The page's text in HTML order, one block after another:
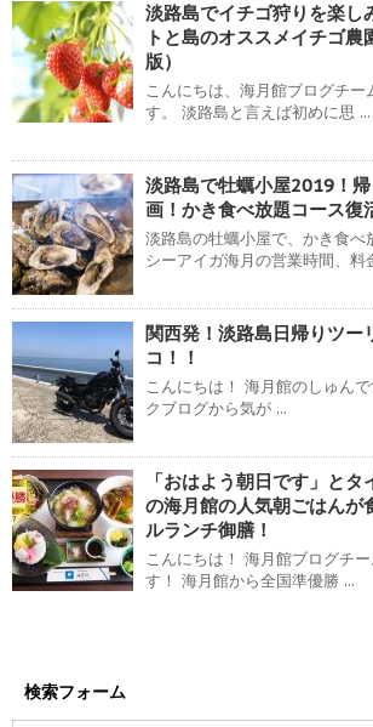
淡路島でイチゴ狩りを楽し
トと島のオススメイチゴ
版）
こんにちは、海月館ブログチー
す。 淡路島と言えば初めに思 ...
淡路島で牡蠣小屋2019！
画！かき食べ放題コース復
淡路島の牡蠣小屋で、かき食べ
シーアイガ海月の営業時間、料
関西発！淡路島日帰りツー
コ！！
こんにちは！ 海月館のしゅん
クブログから気が ...
「おはよう朝日です」と
の海月館の人気朝ごはんが
ルランチ御膳！
こんにちは！ 海月館ブログチー
す！ 海月館から全国準優勝 ...
検索フォーム